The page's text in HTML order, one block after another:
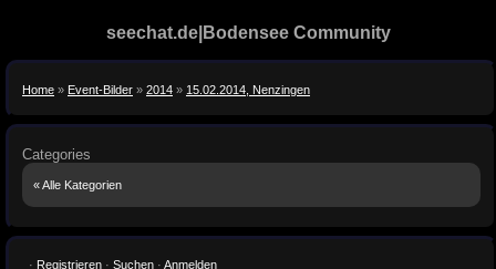
seechat.de|Bodensee Community
Home » Event-Bilder » 2014 » 15.02.2014, Nenzingen
Categories
« Alle Kategorien
· Registrieren · Suchen · Anmelden